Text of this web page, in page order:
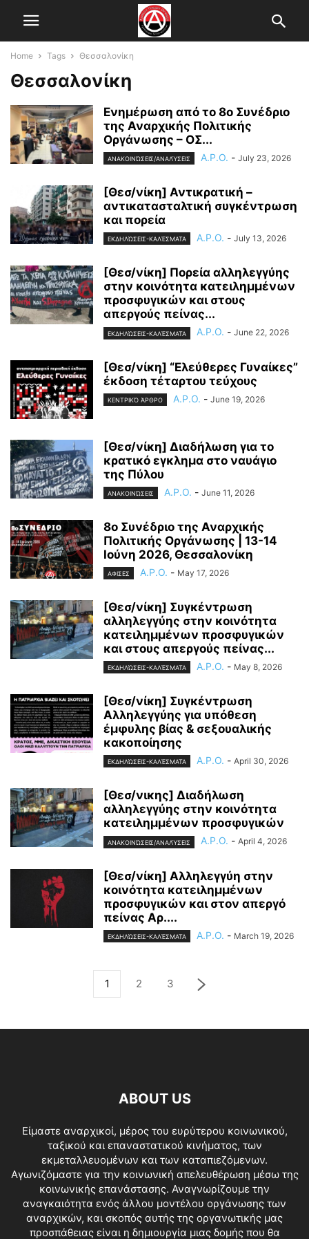
Home Tags Θεσσαλονίκη
Θεσσαλονίκη
Ενημέρωση από το 8ο Συνέδριο
της Αναρχικής Πολιτικής
Οργάνωσης – ΟΣ...
ΑΝΑΚΟΙΝΏΣΕΙΣ/ΑΝΑΛΎΣΕΙΣ A.P.O. - July 23, 2026
[Θεσ/νίκη] Αντικρατική –
αντικατασταλτική συγκέντρωση
και πορεία
ΕΚΔΗΛΏΣΕΙΣ-ΚΑΛΈΣΜΑΤΑ A.P.O. - July 13, 2026
[Θεσ/νίκη] Πορεία αλληλεγγύης
στην κοινότητα κατειλημμένων
προσφυγικών και στους
απεργούς πείνας...
ΕΚΔΗΛΏΣΕΙΣ-ΚΑΛΈΣΜΑΤΑ A.P.O. - June 22, 2026
[Θεσ/νίκη] “Ελεύθερες Γυναίκες”
έκδοση τέταρτου τεύχους
ΚΕΝΤΡΙΚΌ ΆΡΘΡΟ A.P.O. - June 19, 2026
[Θεσ/νίκη] Διαδήλωση για το
κρατικό εγκλημα στο ναυάγιο
της Πύλου
ΑΝΑΚΟΙΝΏΣΕΙΣ A.P.O. - June 11, 2026
8ο Συνέδριο της Αναρχικής
Πολιτικής Οργάνωσης | 13-14
Ιούνη 2026, Θεσσαλονίκη
ΑΦΙΣΕΣ A.P.O. - May 17, 2026
[Θεσ/νίκη] Συγκέντρωση
αλληλεγγύης στην κοινότητα
κατειλημμένων προσφυγικών
και στους απεργούς πείνας...
ΕΚΔΗΛΏΣΕΙΣ-ΚΑΛΈΣΜΑΤΑ A.P.O. - May 8, 2026
[Θεσ/νίκη] Συγκέντρωση
Αλληλεγγύης για υπόθεση
έμφυλης βίας & σεξουαλικής
κακοποίησης
ΕΚΔΗΛΏΣΕΙΣ-ΚΑΛΈΣΜΑΤΑ A.P.O. - April 30, 2026
[Θεσ/νικης] Διαδήλωση
αλληλεγγύης στην κοινότητα
κατειλημμένων προσφυγικών
ΑΝΑΚΟΙΝΏΣΕΙΣ/ΑΝΑΛΎΣΕΙΣ A.P.O. - April 4, 2026
[Θεσ/νίκη] Αλληλεγγύη στην
κοινότητα κατειλημμένων
προσφυγικών και στον απεργό
πείνας Αρ....
ΕΚΔΗΛΏΣΕΙΣ-ΚΑΛΈΣΜΑΤΑ A.P.O. - March 19, 2026
1 2 3
ABOUT US
Είμαστε αναρχικοί, μέρος του ευρύτερου κοινωνικού,
ταξικού και επαναστατικού κινήματος, των
εκμεταλλευομένων και των καταπιεζόμενων.
Αγωνιζόμαστε για την κοινωνική απελευθέρωση μέσω της
κοινωνικής επανάστασης. Αναγνωρίζουμε την
αναγκαιότητα ενός άλλου μοντέλου οργάνωσης των
αναρχικών, και σκοπός αυτής της οργανωτικής μας
προσπάθειας είναι η δημιουργία μιας δομής που θα